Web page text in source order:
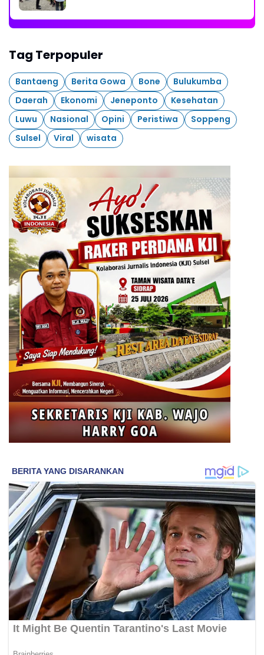
Tag Terpopuler
Bantaeng Berita Gowa Bone
Bulukumba
Daerah
Ekonomi Jeneponto
Kesehatan
Luwu
Nasional Opini Peristiwa
Soppeng
Sulsel
Viral wisata